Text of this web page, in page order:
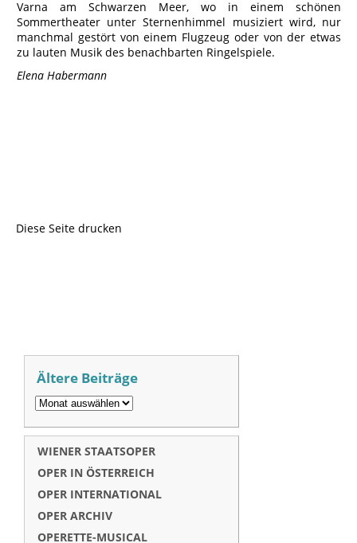
Varna am Schwarzen Meer, wo in einem schönen
Sommertheater unter Sternenhimmel musiziert wird, nur
manchmal gestört von einem Flugzeug oder von der etwas
zu lauten Musik des benachbarten Ringelspiele.
Elena Habermann
Diese Seite drucken
Ältere Beiträge
WIENER STAATSOPER
OPER IN ÖSTERREICH
OPER INTERNATIONAL
OPER ARCHIV
OPERETTE-MUSICAL